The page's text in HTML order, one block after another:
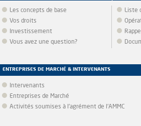
Les concepts de base
Vos droits
Investissement
Vous avez une question?
Liste
ENTREPRISES DE MARCHÉ & INTERVENANTS
Intervenants
Entreprises de Marché
Activités soumises à l'agrément de l'AMMC